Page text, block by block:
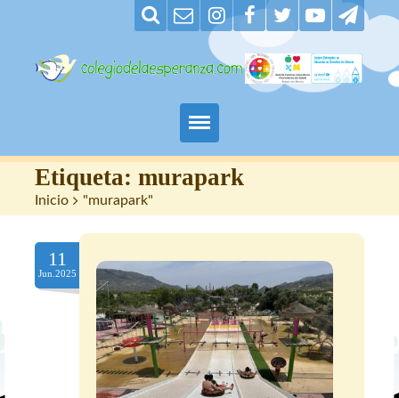
Padres
Alumnos
Maestros
Nuestro centro
Contacto
Etiqueta: murapark
Inicio > "murapark"
11
Jun.2025